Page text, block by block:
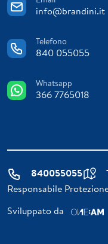
info@brandini.it
Telefono
840 055055
Whatsapp
366 7765018
840055055
Responsabile
Sviluppato da